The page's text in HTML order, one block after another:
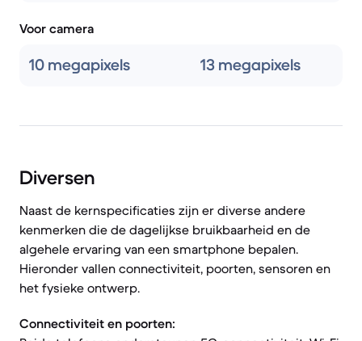
Voor camera
10 megapixels 13 megapixels
Diversen
Naast de kernspecificaties zijn er diverse andere
kenmerken die de dagelijkse bruikbaarheid en de
algehele ervaring van een smartphone bepalen.
Hieronder vallen connectiviteit, poorten, sensoren en
het fysieke ontwerp.
Connectiviteit en poorten: